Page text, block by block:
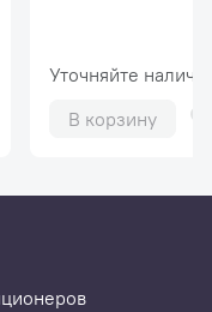
Уточняйте
В корзину